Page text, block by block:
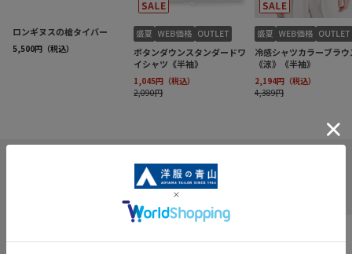
INFORMATION